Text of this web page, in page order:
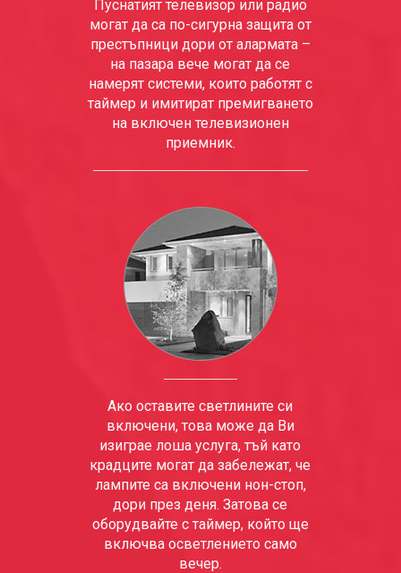
Пуснатият телевизор или радио
могат да са по-сигурна защита от
престъпници дори от алармата –
на пазара вече могат да се
намерят системи, които работят с
таймер и имитират премигването
на включен телевизионен
приемник.
Ако оставите светлините си
включени, това може да Ви
изиграе лоша услуга, тъй като
крадците могат да забележат, че
лампите са включени нон-стоп,
дори през деня. Затова се
оборудвайте с таймер, който ще
включва осветлението само
вечер.